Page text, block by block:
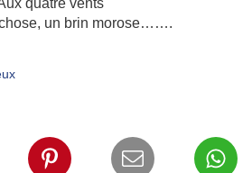
quatre vents
un brin morose…….